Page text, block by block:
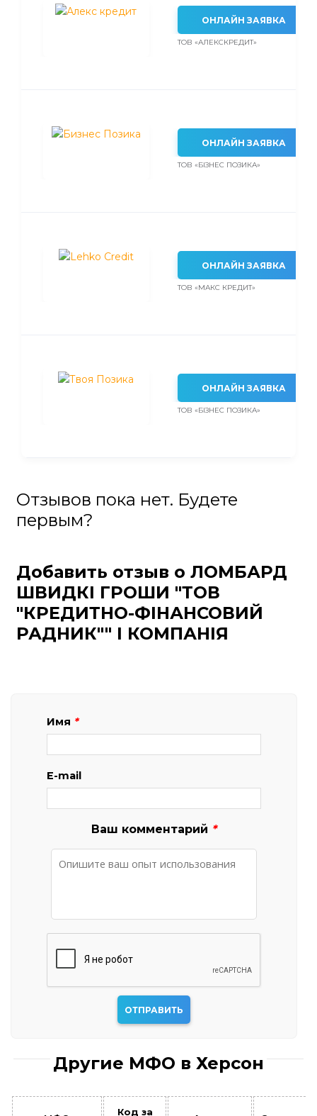
ОНЛАЙН ЗАЯВКА
ТОВ «АЛЕКСКРЕДИТ»
ОНЛАЙН ЗАЯВКА
ТОВ «БІЗНЕС ПОЗИКА»
ОНЛАЙН ЗАЯВКА
ТОВ «МАКС КРЕДИТ»
ОНЛАЙН ЗАЯВКА
ТОВ «БІЗНЕС ПОЗИКА»
Отзывов пока нет. Будете
первым?
Добавить отзыв о ЛОМБАРД
ШВИДКІ ГРОШИ "ТОВ
"КРЕДИТНО-ФІНАНСОВИЙ
РАДНИК"" І КОМПАНІЯ
Имя *
E-mail
Ваш комментарий *
Другие МФО в Херсон
Код за